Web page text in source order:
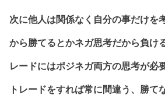
次に他人は関係なく自分の事だけを
から勝てるとかネガ思考だから負け
レードにはポジネガ両方の思考が必
トレードをすれば常に間違う、勝て